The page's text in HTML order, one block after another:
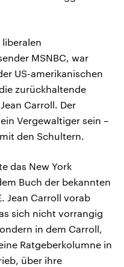
MSNBC, war
US-amerikanischen
zurückhaltende
Carroll. Der
Vergewaltiger sein –
den Schultern.
das New York
Buch der bekannten
Jean Carroll vorab
sich nicht vorrangig
in dem Carroll,
Ratgeberkolumne in
über ihre